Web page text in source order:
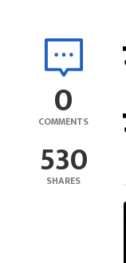
0
COMMENTS
530
SHARES